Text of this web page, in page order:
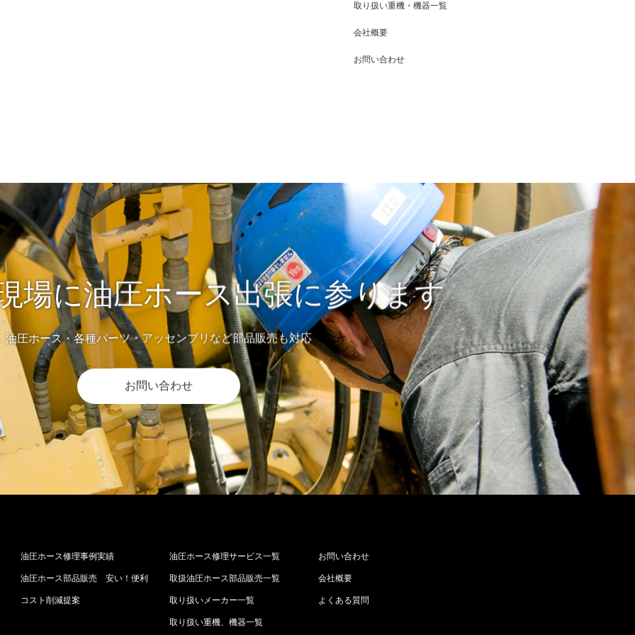
取り扱い重機・機器一覧
会社概要
お問い合わせ
場に油圧ホース出張に参ります
油圧ホース・各種パーツ・アッセンブリなど部品販売も対応
お問い合わせ
油圧ホース修理事例実績
油圧ホース部品販売 安い！便利
コスト削減提案
油圧ホース修理サービス一覧
取扱油圧ホース部品販売一覧
取り扱いメーカー一覧
取り扱い重機、機器一覧
お問い合わせ
会社概要
よくある質問